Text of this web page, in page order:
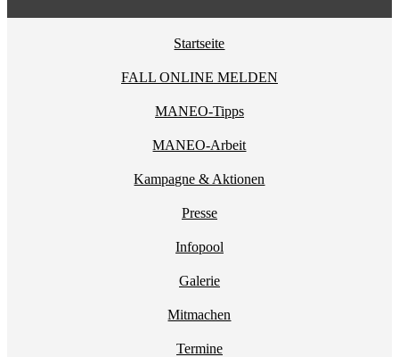
Startseite
FALL ONLINE MELDEN
MANEO-Tipps
MANEO-Arbeit
Kampagne & Aktionen
Presse
Infopool
Galerie
Mitmachen
Termine